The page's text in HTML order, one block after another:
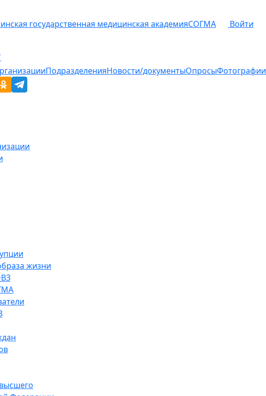
государственная медицинская академияСОГМА Войти
ПодразделенияНовости/документыОпросыФотографии
жизни